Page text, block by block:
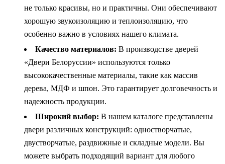
не только красивы, но и практичны. Они обеспечивают
хорошую звукоизоляцию и теплоизоляцию, что
особенно важно в условиях нашего климата.
Качество материалов: В производстве дверей
«Двери Белоруссии» используются только
высококачественные материалы, такие как массив
дерева, МДФ и шпон. Это гарантирует долговечность и
надежность продукции.
Широкий выбор: В нашем каталоге представлены
двери различных конструкций: одностворчатые,
двустворчатые, раздвижные и складные модели. Вы
можете выбрать подходящий вариант для любого